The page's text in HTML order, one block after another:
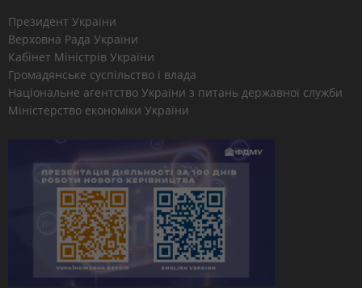
Президент України
Верховна Рада України
Кабінет Міністрів України
Громадянське суспільство і влада
Національне агентство України з питань державної служби
Міністерство економіки України